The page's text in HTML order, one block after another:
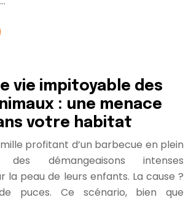
vie impitoyable des
: une menace
votre habitat
profitant d’un barbecue en plein
des démangeaisons intenses
la peau de leurs enfants. La cause ?
puces. Ce scénario, bien que